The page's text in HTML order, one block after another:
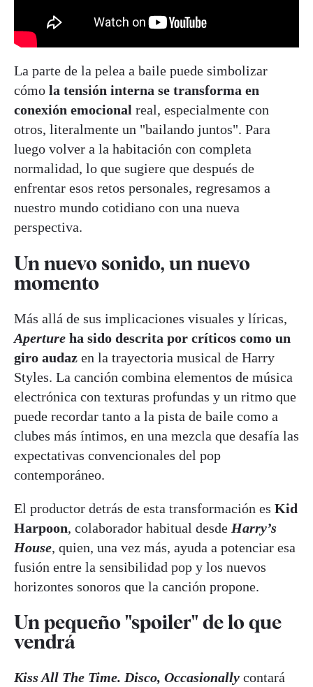
La parte de la pelea a baile puede simbolizar
cómo la tensión interna se transforma en
conexión emocional real, especialmente con
otros, literalmente un "bailando juntos". Para
luego volver a la habitación con completa
normalidad, lo que sugiere que después de
enfrentar esos retos personales, regresamos a
nuestro mundo cotidiano con una nueva
perspectiva.
Un nuevo sonido, un nuevo
momento
Más allá de sus implicaciones visuales y líricas,
Aperture ha sido descrita por críticos como un
giro audaz en la trayectoria musical de Harry
Styles. La canción combina elementos de música
electrónica con texturas profundas y un ritmo que
puede recordar tanto a la pista de baile como a
clubes más íntimos, en una mezcla que desafía las
expectativas convencionales del pop
contemporáneo.
El productor detrás de esta transformación es Kid
Harpoon, colaborador habitual desde Harry’s
House, quien, una vez más, ayuda a potenciar esa
fusión entre la sensibilidad pop y los nuevos
horizontes sonoros que la canción propone.
Un pequeño "spoiler" de lo que
vendrá
Kiss All The Time. Disco, Occasionally contará